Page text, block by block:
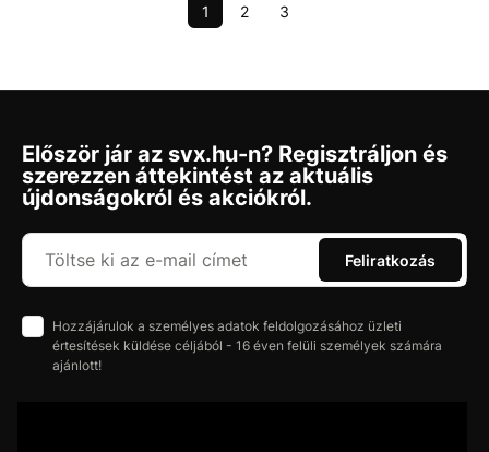
1 2 3
Először jár az svx.hu-n? Regisztráljon és
szerezzen áttekintést az aktuális
újdonságokról és akciókról.
Feliratkozás
Hozzájárulok a személyes adatok feldolgozásához üzleti
értesítések küldése céljából - 16 éven felüli személyek számára
ajánlott!